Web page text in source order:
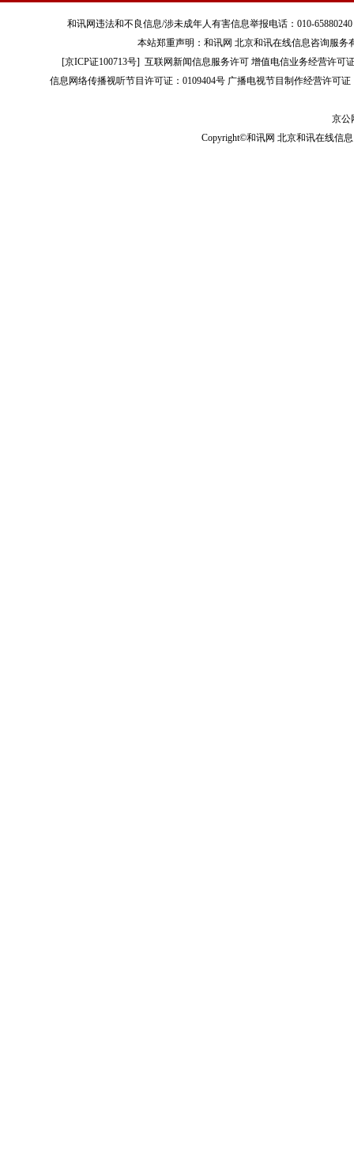
和讯网违法和不良信息/涉未成年人有害信息举报电话：010-
本站郑重声明：和讯网 北京和讯在线信息咨询服
[京ICP证100713号]互联网新闻信息服务许可 增值电信业务经营许可
信息网络传播视听节目许可证：0109404号 广播电视节目制作经营许可证
京公
Copyright©和讯网 北京和讯在线信